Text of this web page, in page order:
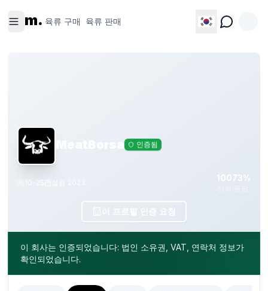
m. 육류 구매 육류 판매
매
매
MeatBorsa 인증됨
10-25 10073%
이 프로필 인증 요청
이 회사는 인증되었습니다: 법인 소유권, VAT, 연락처 정보가
확인되었습니다.